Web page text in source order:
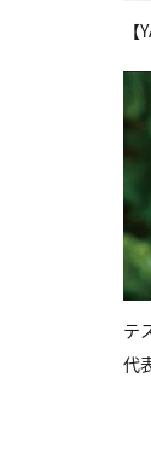
テ
代